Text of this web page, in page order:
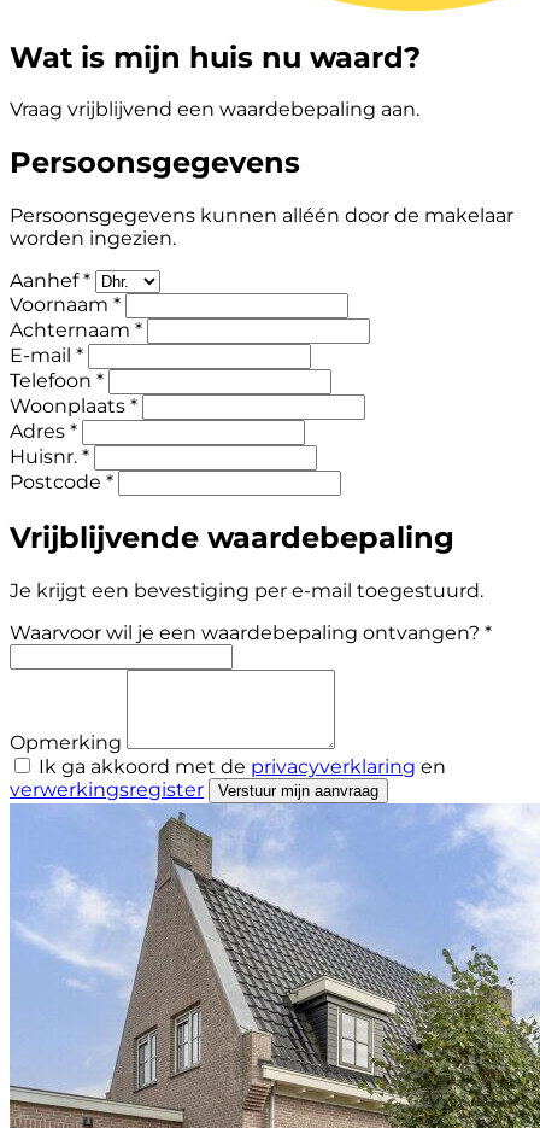
Wat is mijn huis nu waard?
Vraag vrijblijvend een waardebepaling aan.
Persoonsgegevens
Persoonsgegevens kunnen alléén door de makelaar
worden ingezien.
Aanhef *
Voornaam *
Achternaam *
E-mail *
Telefoon *
Woonplaats *
Adres *
Huisnr. *
Postcode *
Vrijblijvende waardebepaling
Je krijgt een bevestiging per e-mail toegestuurd.
Waarvoor wil je een waardebepaling ontvangen? *
Opmerking
Ik ga akkoord met de privacyverklaring en
verwerkingsregister
Verstuur mijn aanvraag